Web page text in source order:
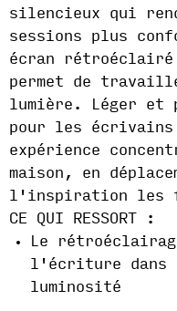
silencieux qui
sessions plus
écran rétroéclairé
permet de
lumière. Léger et
pour les écrivains
expérience
maison, en
l'inspiration les
CE QUI RESSORT :
Le
l'écriture dans
luminosité